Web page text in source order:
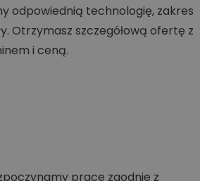
odpowiednią technologię, zakres
Otrzymasz szczegółową ofertę z
i ceną.
prace zgodnie z